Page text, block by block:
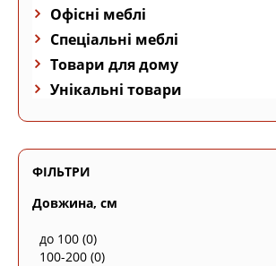
Офісні меблі
Спеціальні меблі
Товари для дому
Унікальні товари
ФІЛЬТРИ
Довжина, см
до 100 (0)
100-200 (0)